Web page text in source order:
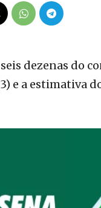
dezenas do
e a estimativa